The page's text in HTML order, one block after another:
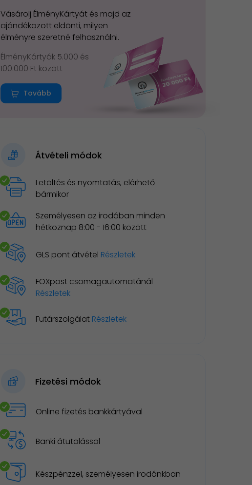
Vásárolj ÉlményKártyát és majd az
ajándékozott eldönti, milyen
élményre szeretné felhasználni.
ÉlményKártyák 5.000 és
100.000 Ft között
Tovább
Átvételi módok
Letöltés és nyomtatás, elérhető
bármikor
Személyesen az irodában minden
hétköznap 8:00 - 16:00 között
GLS pont átvétel Részletek
FOXpost csomagautomatánál
Részletek
Futárszolgálat Részletek
Fizetési módok
Online fizetés bankkártyával
Banki átutalással
Készpénzzel, személyesen irodánkban